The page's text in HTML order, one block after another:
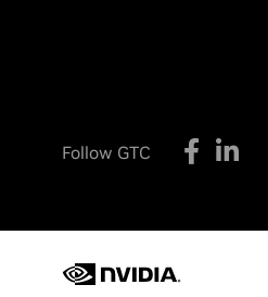
Follow GTC